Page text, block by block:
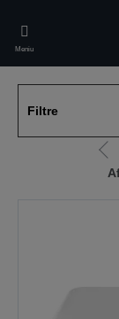
main
content
Meniu
Filtre
la